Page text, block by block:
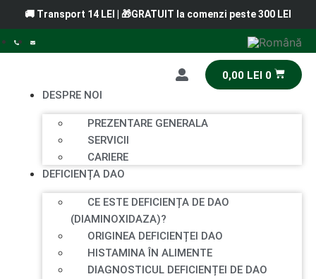
🚚 Transport 14 LEI | 🎁GRATUIT la comenzi peste 300 LEI
DESPRE NOI
PREZENTARE GENERALA
SERVICII
CARIERE
DEFICIENȚA DAO
CE ESTE DEFICIENȚA DE DAO
(DIAMINOXIDAZA)?
ORIGINEA DEFICIENȚEI DAO
HISTAMINA ÎN ALIMENTE
DIAGNOSTICUL DEFICIENȚEI DE DAO
0,00 LEI 0